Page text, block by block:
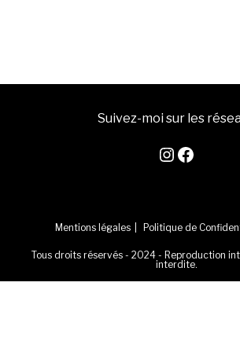
Suivez-moi sur les
Instagram
Facebook
Mentions légales Politique de
Tous droits réservés - 2024 - Reproduction
interdite.